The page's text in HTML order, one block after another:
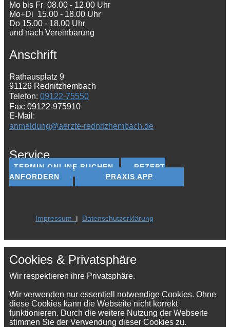
Mo bis Fr 08.00 - 12.00 Uhr
Mo+Di 15.00 - 18.00 Uhr
Do 15.00 - 18.00 Uhr
und nach Vereinbarung
Anschrift
Rathausplatz 9
91126 Rednitzhembach
Telefon: 09122-75550
Fax: 09122-975910
E-Mail:
anmeldung@aerzte-rednitzhembach.de
Service
TERMIN ONLINE BUCHEN
REZEPT
ANFORDERN
PRAXIS APP
Impressum | Datenschutzerklärung
Cookies & Privatsphäre
Wir respektieren ihre Privatsphäre.
Wir verwenden nur essentiell notwendige Cookies. Ohne
diese Cookies kann die Webseite nicht korrekt
funktionieren. Durch die weitere Nutzung der Webseite
stimmen Sie der Verwendung dieser Cookies zu.